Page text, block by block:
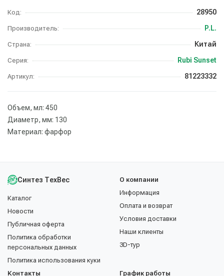
Код: 28950
Производитель: P.L.
Страна: Китай
Серия: Rubi Sunset
Артикул: 81223332
Объем, мл: 450
Диаметр, мм: 130
Материал: фарфор
Синтез ТехВес
Каталог
Новости
Публичная оферта
Политика обработки
персональных данных
Политика использования куки
О компании
Информация
Оплата и возврат
Условия доставки
Наши клиенты
3D-тур
Контакты График работы